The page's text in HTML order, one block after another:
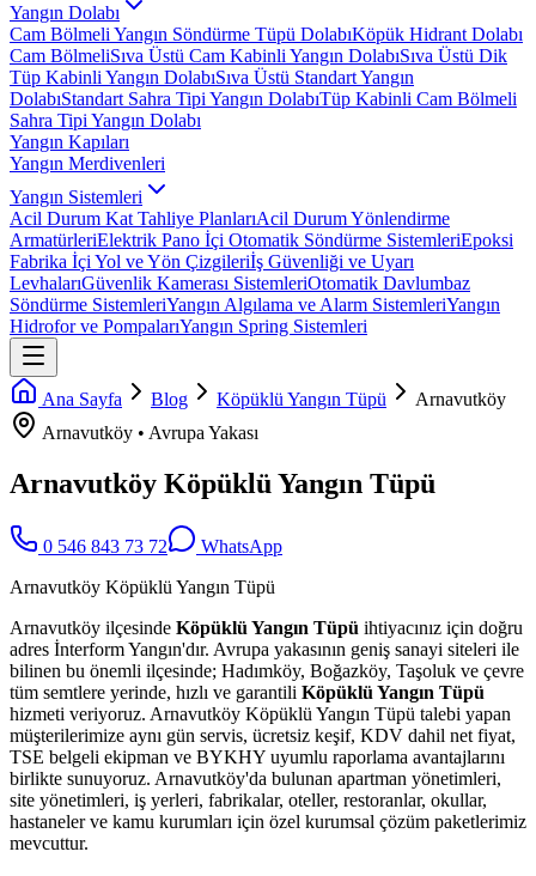
Yangın Dolabı
Cam Bölmeli Yangın Söndürme Tüpü DolabıKöpük Hidrant Dolabı
Cam BölmeliSıva Üstü Cam Kabinli Yangın DolabıSıva Üstü Dik
Tüp Kabinli Yangın DolabıSıva Üstü Standart Yangın
DolabıStandart Sahra Tipi Yangın DolabıTüp Kabinli Cam Bölmeli
Sahra Tipi Yangın Dolabı
Yangın Kapıları
Yangın Merdivenleri
Yangın Sistemleri
Acil Durum Kat Tahliye PlanlarıAcil Durum Yönlendirme
ArmatürleriElektrik Pano İçi Otomatik Söndürme SistemleriEpoksi
Fabrika İçi Yol ve Yön Çizgileriİş Güvenliği ve Uyarı
LevhalarıGüvenlik Kamerası SistemleriOtomatik Davlumbaz
Söndürme SistemleriYangın Algılama ve Alarm SistemleriYangın
Hidrofor ve PompalarıYangın Spring Sistemleri
Ana Sayfa Blog Köpüklü Yangın Tüpü
Arnavutköy
Arnavutköy • Avrupa Yakası
Arnavutköy Köpüklü Yangın Tüpü
0 546 843 73 72
WhatsApp
Arnavutköy Köpüklü Yangın Tüpü
Arnavutköy ilçesinde Köpüklü Yangın Tüpü ihtiyacınız için doğru
adres İnterform Yangın'dır. Avrupa yakasının geniş sanayi siteleri ile
bilinen bu önemli ilçesinde; Hadımköy, Boğazköy, Taşoluk ve çevre
tüm semtlere yerinde, hızlı ve garantili Köpüklü Yangın Tüpü
hizmeti veriyoruz. Arnavutköy Köpüklü Yangın Tüpü talebi yapan
müşterilerimize aynı gün servis, ücretsiz keşif, KDV dahil net fiyat,
TSE belgeli ekipman ve BYKHY uyumlu raporlama avantajlarını
birlikte sunuyoruz. Arnavutköy'da bulunan apartman yönetimleri,
site yönetimleri, iş yerleri, fabrikalar, oteller, restoranlar, okullar,
hastaneler ve kamu kurumları için özel kurumsal çözüm paketlerimiz
mevcuttur.